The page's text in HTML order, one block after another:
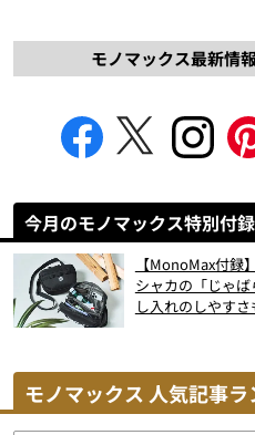
モノマックス最新情
今月のモノマックス特別付録
【MonoMax付録
シャカの「じゃ
し入れのしやす
モノマックス 人気記事